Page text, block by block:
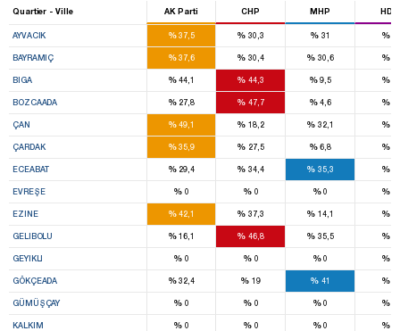
Quartier - Ville AK Parti CHP MHP HDP
AYVACIK %37,5 % 30,3 %31 %
BAYRAMIÇ %37,6 % 30,4 % 30,6 %
BIGA %44,1 % 44,3 %9,5 %
BOZCAADA %27,8 % 47,7 %4,6 %
ÇAN %49,1 % 18,2 % 32,1 %
ÇARDAK %35,9 % 27,5 %6,8 %
ECEABAT %29,4 % 34,4 % 35,3 %
EVREŞE %0 %0 %0 %
EZINE %42,1 % 37,3 % 14,1 %
GELIBOLU %16,1 % 46,8 % 35,5 %
GEYIKLI %0 %0 %0 %
GÖKÇEADA %32,4 % 19 %41 %
GÜMÜŞÇAY %0 %0 %0 %
KALKIM %0 %0 %0 %